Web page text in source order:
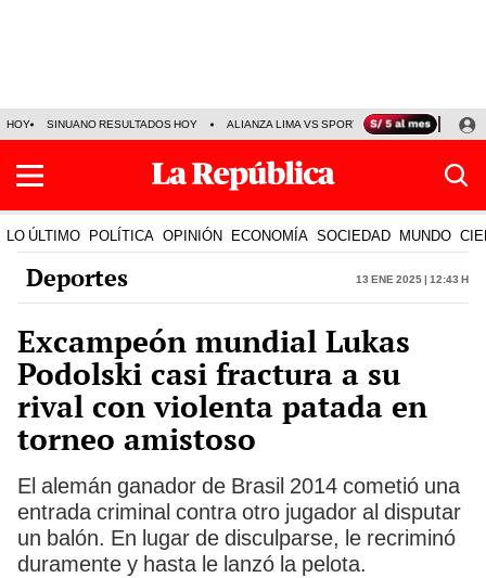
HOY SINUANO RESULTADOS HOY ALIANZA LIMA VS SPORT BOYS JORGE
LO ÚLTIMO POLÍTICA OPINIÓN ECONOMÍA SOCIEDAD MUNDO
Deportes 13 Ene 2025 | 12:43 h
Excampeón mundial Lukas
Podolski casi fractura a su
rival con violenta patada en
torneo amistoso
El alemán ganador de Brasil 2014 cometió una
entrada criminal contra otro jugador al disputar
un balón. En lugar de disculparse, le recriminó
duramente y hasta le lanzó la pelota.